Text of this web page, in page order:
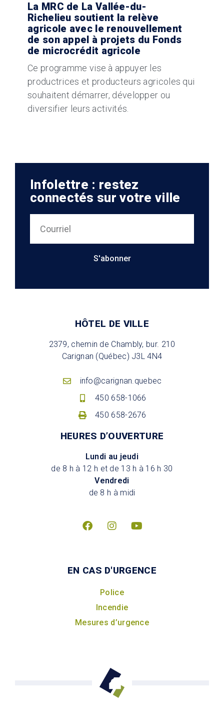
La MRC de La Vallée-du-
Richelieu soutient la relève
agricole avec le renouvellement
de son appel à projets du Fonds
de microcrédit agricole
Ce programme vise à appuyer les
productrices et producteurs agricoles qui
souhaitent démarrer, développer ou
diversifier leurs activités.
Infolettre : restez
connectés sur votre ville
S'abonner
HÔTEL DE VILLE
2379, chemin de Chambly, bur. 210
Carignan (Québec) J3L 4N4
info@carignan.quebec
450 658-1066
450 658-2676
HEURES D’OUVERTURE
Lundi au jeudi
de 8 h à 12 h et de 13 h à 16 h 30
Vendredi
de 8 h à midi
EN CAS D'URGENCE
Police
Incendie
Mesures d’urgence